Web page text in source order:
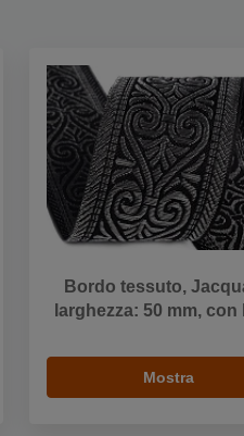
Bordo tessuto,
larghezza: 50 mm, con
Mostra